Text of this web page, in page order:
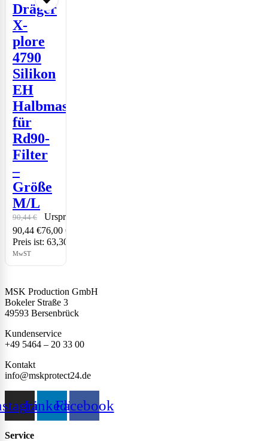
Dräger
X-
plore
4790
Silikon
EH
Halbmaske
für
Rd90-
Filter
–
Größe
M/L
90,44€
Ursprünglicher Preis war:
90,44 €76,00 €
Preis ist: 63,30 €53,19 €.
MwST
MSK Production GmbH
Bokeler Straße 3
49593 Bersenbrück
Kundenservice
+49 5464 – 20 33 00
Kontakt
info@mskprotect24.de
LinkedinFacebook
Service